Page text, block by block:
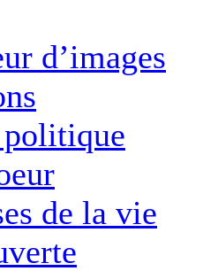
d’images
de la vie